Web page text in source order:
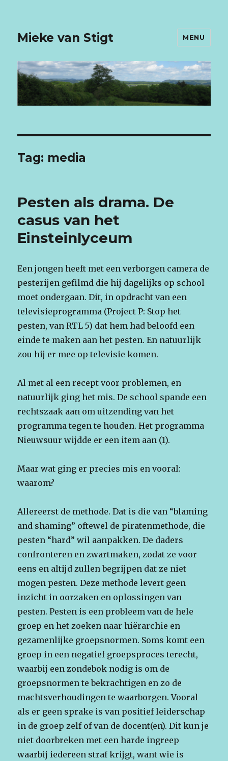
Mieke van Stigt MENU
Tag: media
Pesten als drama. De
casus van het
Einsteinlyceum
Een jongen heeft met een verborgen camera de
pesterijen gefilmd die hij dagelijks op school
moet ondergaan. Dit, in opdracht van een
televisieprogramma (Project P: Stop het
pesten, van RTL 5) dat hem had beloofd een
einde te maken aan het pesten. En natuurlijk
zou hij er mee op televisie komen.
Al met al een recept voor problemen, en
natuurlijk ging het mis. De school spande een
rechtszaak aan om uitzending van het
programma tegen te houden. Het programma
Nieuwsuur wijdde er een item aan (1).
Maar wat ging er precies mis en vooral:
waarom?
Allereerst de methode. Dat is die van “blaming
and shaming” oftewel de piratenmethode, die
pesten “hard” wil aanpakken. De daders
confronteren en zwartmaken, zodat ze voor
eens en altijd zullen begrijpen dat ze niet
mogen pesten. Deze methode levert geen
inzicht in oorzaken en oplossingen van
pesten. Pesten is een probleem van de hele
groep en het zoeken naar hiërarchie en
gezamenlijke groepsnormen. Soms komt een
groep in een negatief groepsproces terecht,
waarbij een zondebok nodig is om de
groepsnormen te bekrachtigen en zo de
machtsverhoudingen te waarborgen. Vooral
als er geen sprake is van positief leiderschap
in de groep zelf of van de docent(en). Dit kun je
niet doorbreken met een harde ingreep
waarbij iedereen straf krijgt, want wie is